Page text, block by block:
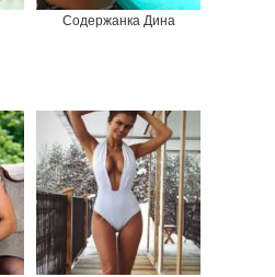
Содержанка Дина